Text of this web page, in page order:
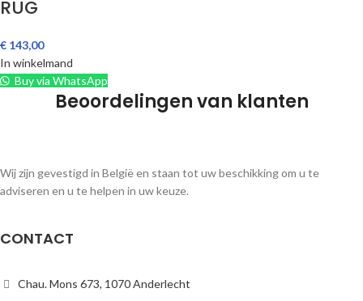
RUG
€ 143,00
In winkelmand
Buy via WhatsApp
Beoordelingen van klanten
Wij zijn gevestigd in België en staan tot uw beschikking om u te
adviseren en u te helpen in uw keuze.
CONTACT
Chau. Mons 673, 1070 Anderlecht